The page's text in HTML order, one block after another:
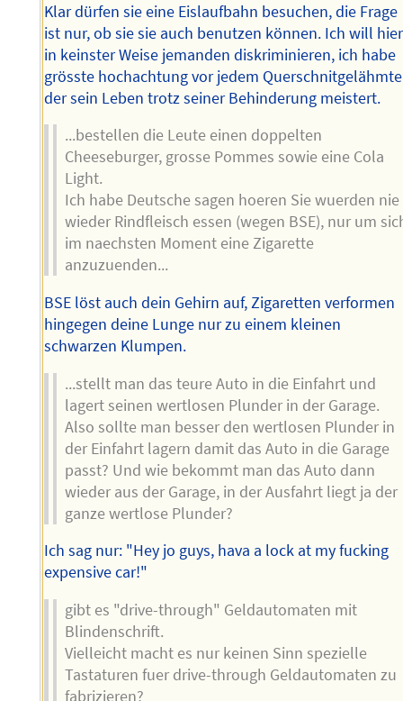
Klar dürfen sie eine Eislaufbahn besuchen, die Frage
ist nur, ob sie sie auch benutzen können. Ich will hier
in keinster Weise jemanden diskriminieren, ich habe
grösste hochachtung vor jedem
der sein Leben trotz seiner Behinderung meistert.
...bestellen die Leute einen doppelten
Cheeseburger, grosse Pommes sowie eine Cola
Light.
Ich habe Deutsche sagen hoeren Sie wuerden nie
wieder Rindfleisch essen (wegen BSE), nur um
im naechsten Moment eine Zigarette
anzuzuenden...
BSE löst auch dein Gehirn auf, Zigaretten verformen
hingegen deine Lunge nur zu einem kleinen
schwarzen Klumpen.
...stellt man das teure Auto in die Einfahrt und
lagert seinen wertlosen Plunder in der Garage.
Also sollte man besser den wertlosen Plunder in
der Einfahrt lagern damit das Auto in die Garage
passt? Und wie bekommt man das Auto dann
wieder aus der Garage, in der Ausfahrt liegt ja der
ganze wertlose Plunder?
Ich sag nur: "Hey jo guys, hava a lock at my fucking
expensive car!"
gibt es "drive-through" Geldautomaten mit
Blindenschrift.
Vielleicht macht es nur keinen Sinn spezielle
Tastaturen fuer drive-through Geldautomaten zu
fabrizieren?